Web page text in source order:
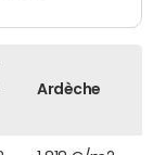
Ardèche